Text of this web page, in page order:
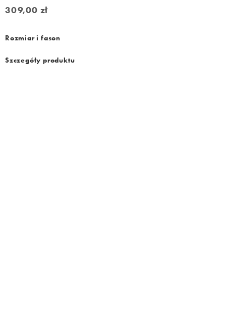
309,00 zł
309,00 zł
Rozmiar i fason
Szczegóły produktu